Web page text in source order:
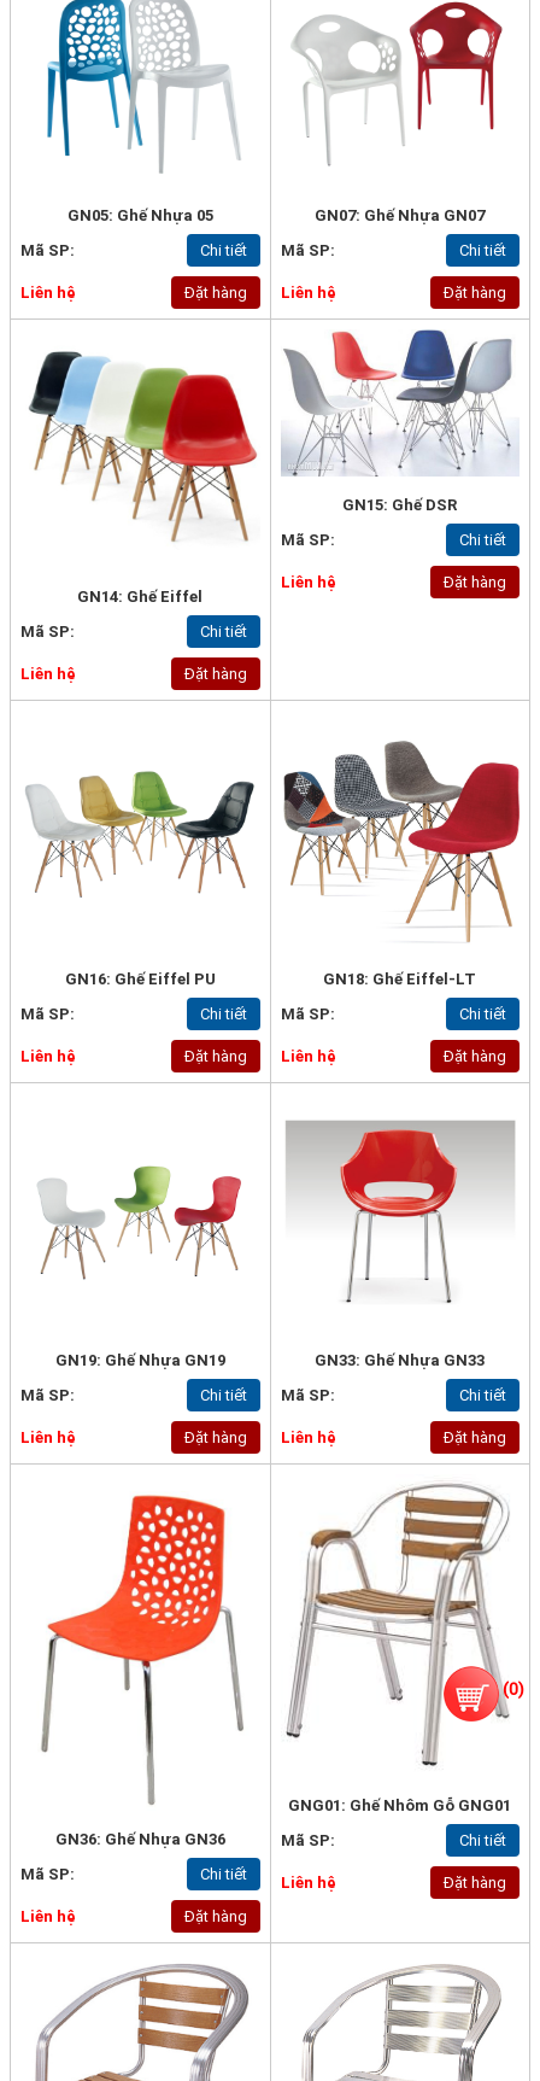
GN05: Ghế Nhựa 05
Mã SP:
Chi tiết
Liên hệ Đặt hàng
GN07: Ghế Nhựa GN07
Mã SP:
Chi tiết
Liên hệ Đặt hàng
GN14: Ghế Eiffel
Mã SP:
Chi tiết
Liên hệ Đặt hàng
GN15: Ghế DSR
Mã SP:
Chi tiết
Liên hệ Đặt hàng
GN16: Ghế Eiffel PU
Mã SP:
Chi tiết
Liên hệ Đặt hàng
GN18: Ghế Eiffel-LT
Mã SP:
Chi tiết
Liên hệ Đặt hàng
GN19: Ghế Nhựa GN19
Mã SP:
Chi tiết
Liên hệ Đặt hàng
GN33: Ghế Nhựa GN33
Mã SP:
Chi tiết
Liên hệ Đặt hàng
GN36: Ghế Nhựa GN36
Mã SP:
Chi tiết
Liên hệ Đặt hàng
GNG01: Ghế Nhôm Gỗ GNG01
Mã SP:
Chi tiết
Liên hệ Đặt hàng
(0)